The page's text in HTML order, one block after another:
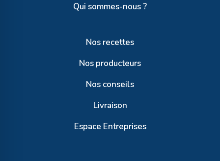
Qui sommes-nous ?
Nos recettes
Nos producteurs
Nos conseils
Livraison
Espace Entreprises